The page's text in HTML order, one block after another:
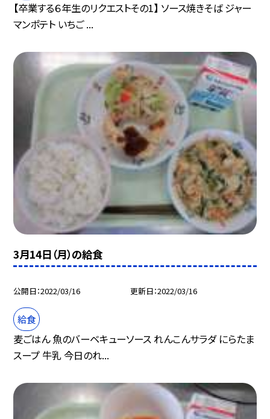
【卒業する６年生のリクエストその1】 ソース焼きそば ジャー
マンポテト いちご ...
3月14日（月）の給食
公開日 2022/03/16 更新日 2022/03/16
給食
麦ごはん 魚のバーベキューソース れんこんサラダ にらたま
スープ 牛乳 今日のれ...